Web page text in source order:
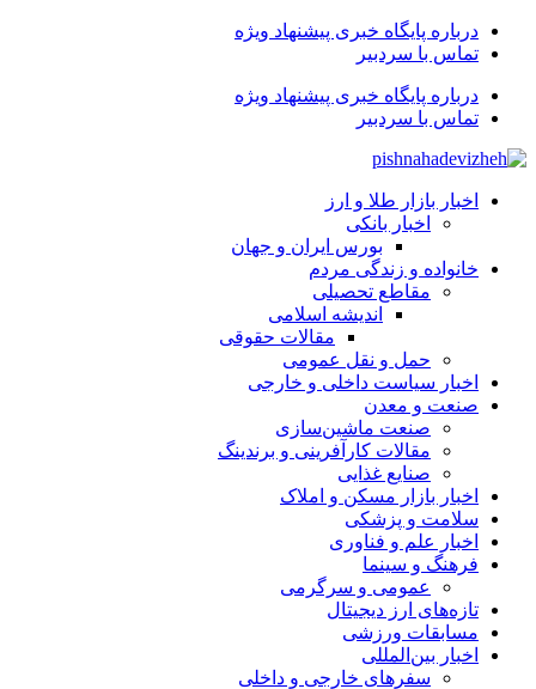
درباره پایگاه خبری پیشنهاد ویژه
تماس با سردبیر
درباره پایگاه خبری پیشنهاد ویژه
تماس با سردبیر
اخبار بازار طلا و ارز
اخبار بانکی
بورس ایران و جهان
خانواده و زندگی مردم
مقاطع تحصیلی
اندیشه اسلامی
مقالات حقوقی
حمل و نقل عمومی
اخبار سیاست داخلی و خارجی
صنعت و معدن
صنعت ماشین‌سازی
مقالات کارآفرینی و برندینگ
صنایع غذایی
اخبار بازار مسکن و املاک
سلامت و پزشکی
اخبار علم و فناوری
فرهنگ و سینما
عمومی و سرگرمی
تازه‌های ارز دیجیتال
مسابقات ورزشی
اخبار بین‌المللی
سفرهای خارجی و داخلی